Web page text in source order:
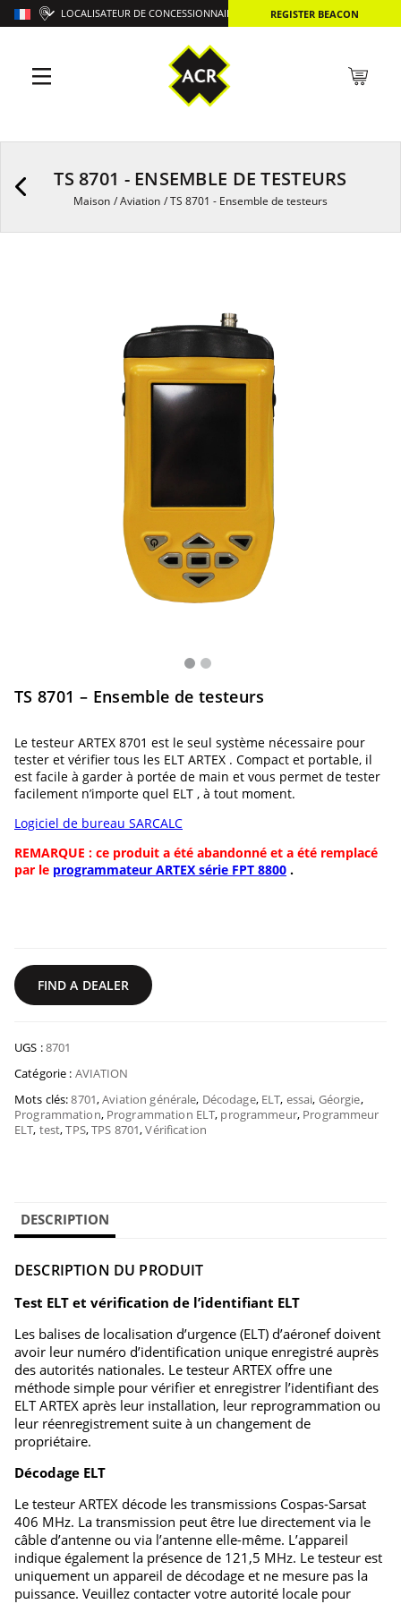
TS 8701 - ENSEMBLE DE TESTEURS
Maison /Aviation /TS 8701 - Ensemble de testeurs
TS 8701 – Ensemble de testeurs
Le testeur ARTEX 8701 est le seul système nécessaire pour
tester et vérifier tous les ELT ARTEX . Compact et portable, il
est facile à garder à portée de main et vous permet de tester
facilement n’importe quel ELT , à tout moment.
Logiciel de bureau SARCALC
REMARQUE : ce produit a été abandonné et a été remplacé
par le programmateur ARTEX série FPT 8800 .
FIND A DEALER
UGS :8701
Catégorie : AVIATION
Mots clés:8701,Aviation générale, Décodage, ELT, essai, Géorgie,
Programmation, Programmation ELT, programmeur, Programmeur
ELT, test,TPS,TPS 8701,Vérification
DESCRIPTION
DESCRIPTION DU PRODUIT
Test ELT et vérification de l’identifiant ELT
Les balises de localisation d’urgence (ELT) d’aéronef doivent
avoir leur numéro d’identification unique enregistré auprès
des autorités nationales. Le testeur ARTEX offre une
méthode simple pour vérifier et enregistrer l’identifiant des
ELT ARTEX après leur installation, leur reprogrammation ou
leur réenregistrement suite à un changement de
propriétaire.
Décodage ELT
Le testeur ARTEX décode les transmissions Cospas-Sarsat
406 MHz. La transmission peut être lue directement via le
câble d’antenne ou via l’antenne elle-même. L’appareil
indique également la présence de 121,5 MHz. Le testeur est
uniquement un appareil de décodage et ne mesure pas la
puissance. Veuillez contacter votre autorité locale pour
LOCALISATEUR DE CONCESSIONNAIRES REGISTER BEACON